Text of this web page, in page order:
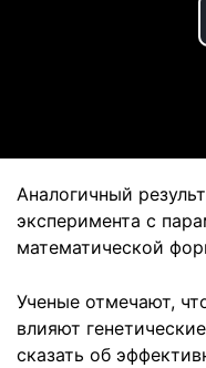
Аналогичный
эксперимента с
математической
Ученые отмечают,
влияют
сказать об